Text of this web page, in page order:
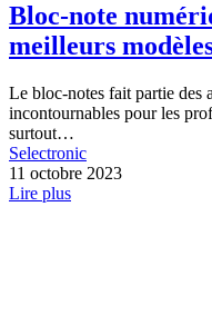
Bloc-note
meilleurs
Le bloc-notes fait partie des
incontournables pour les
surtout…
Selectronic
11 octobre 2023
Lire plus